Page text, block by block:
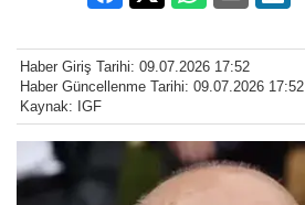
Haber Giriş Tarihi: 09.07.2026 17:52
Haber Güncellenme Tarihi: 09.07.2026 17:52
Kaynak: IGF